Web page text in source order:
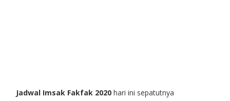
Jadwal Imsak Fakfak 2020hari ini sepatutnya